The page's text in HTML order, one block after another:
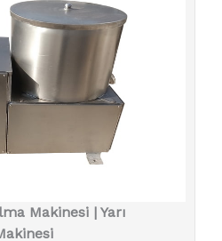
Makinesi | Yarı